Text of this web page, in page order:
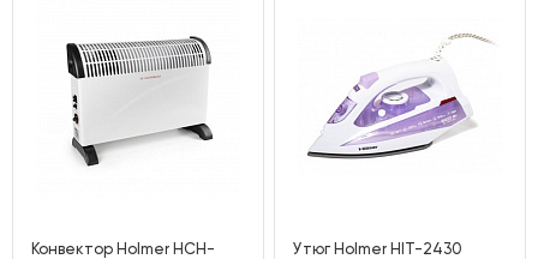
Конвектор Holmer HCH-
Утюг Holmer HIT-2430